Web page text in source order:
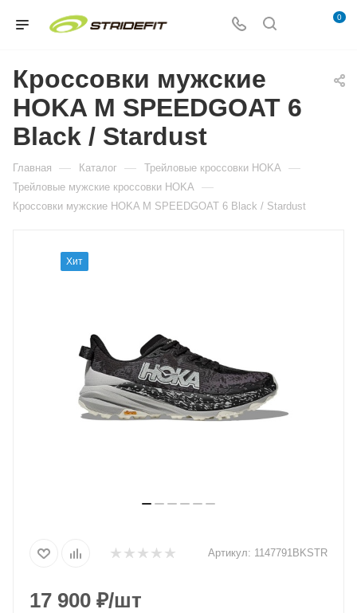
0
Кроссовки мужские
HOKA M SPEEDGOAT 6
Black / Stardust
Главная — Каталог — Трейловые кроссовки HOKA —
Трейловые мужские кроссовки HOKA —
Кроссовки мужские HOKA M SPEEDGOAT 6 Black / Stardust
Хит
Артикул: 1147791BKSTR
17 900 ₽/шт